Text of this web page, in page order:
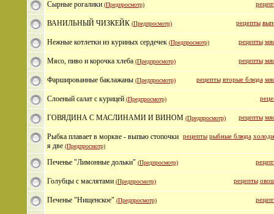
Сырные рогалики (Предпросмотр)
рецепты
ВАНИЛЬНЫЙ ЧИЗКЕЙК (Предпросмотр)
рецепты
Нежные котлетки из куриных сердечек (Предпросмотр)
рецепты
Мясо, пиво и корочка хлеба (Предпросмотр)
рецепты вторые блюда
Фаршированные баклажаны (Предпросмотр)
Слоеный салат с курицей (Предпросмотр)
рецепты
ГОВЯДИНА С МАСЛИНАМИ И ВИНОМ (Предпросмотр)
рецепты рыбные блюда
Рыбка плавает в моркве - выпью стопочки
я две (Предпросмотр)
Печенье "Лимонные дольки" (Предпросмотр)
рецепты
Голубцы с маслятами (Предпросмотр)
Печенье "Нищенское" (Предпросмотр)